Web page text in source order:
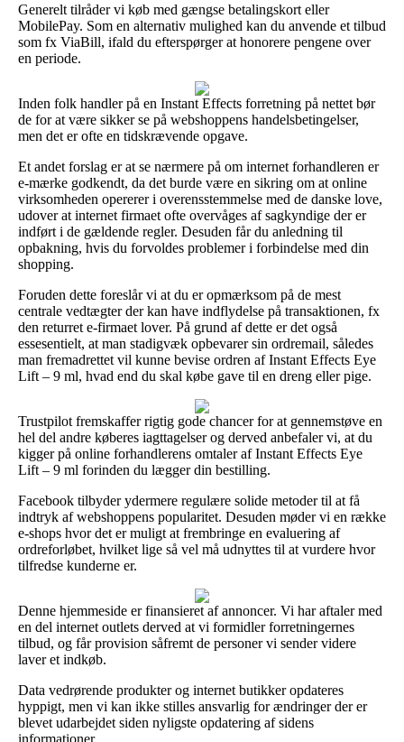
Generelt tilråder vi køb med gængse betalingskort eller
MobilePay. Som en alternativ mulighed kan du anvende et tilbud
som fx ViaBill, ifald du efterspørger at honorere pengene over
en periode.
Inden folk handler på en Instant Effects forretning på nettet bør
de for at være sikker se på webshoppens handelsbetingelser,
men det er ofte en tidskrævende opgave.
Et andet forslag er at se nærmere på om internet forhandleren er
e-mærke godkendt, da det burde være en sikring om at online
virksomheden opererer i overensstemmelse med de danske love,
udover at internet firmaet ofte overvåges af sagkyndige der er
indført i de gældende regler. Desuden får du anledning til
opbakning, hvis du forvoldes problemer i forbindelse med din
shopping.
Foruden dette foreslår vi at du er opmærksom på de mest
centrale vedtægter der kan have indflydelse på transaktionen, fx
den returret e-firmaet lover. På grund af dette er det også
essesentielt, at man stadigvæk opbevarer sin ordremail, således
man fremadrettet vil kunne bevise ordren af Instant Effects Eye
Lift – 9 ml, hvad end du skal købe gave til en dreng eller pige.
Trustpilot fremskaffer rigtig gode chancer for at gennemstøve en
hel del andre køberes iagttagelser og derved anbefaler vi, at du
kigger på online forhandlerens omtaler af Instant Effects Eye
Lift – 9 ml forinden du lægger din bestilling.
Facebook tilbyder ydermere regulære solide metoder til at få
indtryk af webshoppens popularitet. Desuden møder vi en række
e-shops hvor det er muligt at frembringe en evaluering af
ordreforløbet, hvilket lige så vel må udnyttes til at vurdere hvor
tilfredse kunderne er.
Denne hjemmeside er finansieret af annoncer. Vi har aftaler med
en del internet outlets derved at vi formidler forretningernes
tilbud, og får provision såfremt de personer vi sender videre
laver et indkøb.
Data vedrørende produkter og internet butikker opdateres
hyppigt, men vi kan ikke stilles ansvarlig for ændringer der er
blevet udarbejdet siden nyligste opdatering af sidens
informationer.